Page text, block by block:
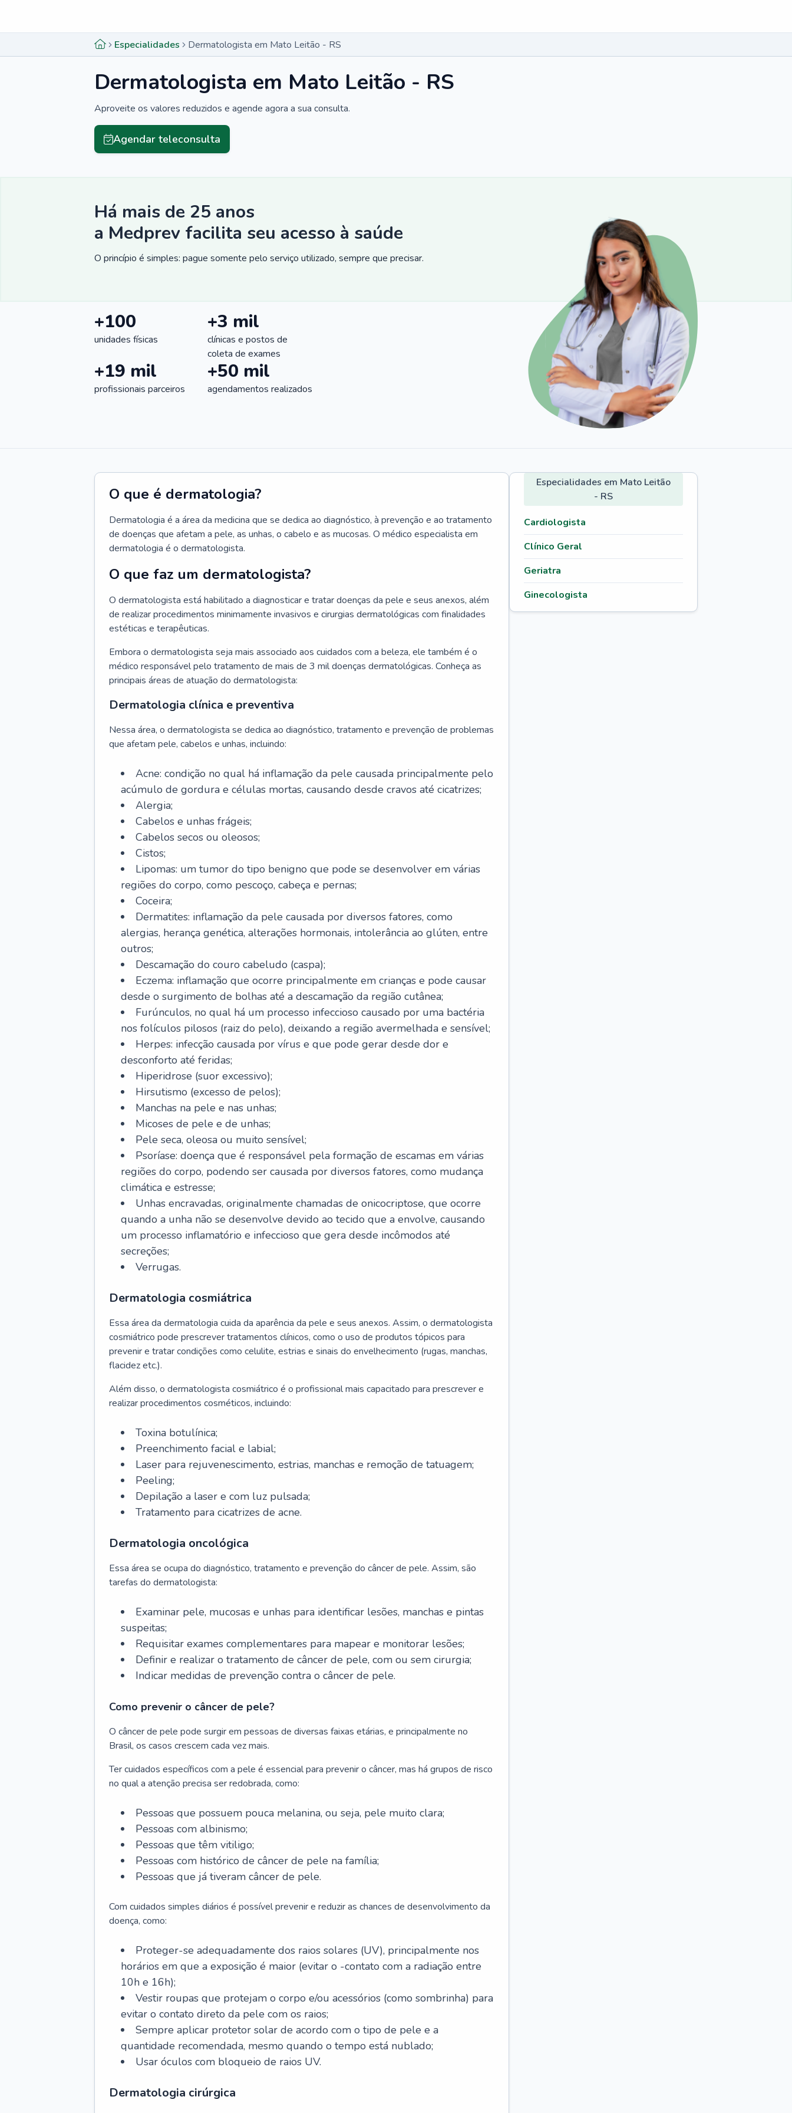
Especialidades Dermatologista em Mato Leitão - RS
Dermatologista em Mato Leitão - RS
Aproveite os valores reduzidos e agende agora a sua consulta.
Agendar teleconsulta
Há mais de 25 anos
a Medprev facilita seu acesso à saúde
O princípio é simples: pague somente pelo serviço utilizado, sempre que precisar.
+100
unidades físicas
+3 mil
clínicas e postos de
coleta de exames
+19 mil
profissionais parceiros
+50 mil
agendamentos realizados
O que é dermatologia?
Dermatologia é a área da medicina que se dedica ao diagnóstico, à prevenção e ao tratamento
de doenças que afetam a pele, as unhas, o cabelo e as mucosas. O médico especialista em
dermatologia é o dermatologista.
O que faz um dermatologista?
O dermatologista está habilitado a diagnosticar e tratar doenças da pele e seus anexos, além
de realizar procedimentos minimamente invasivos e cirurgias dermatológicas com finalidades
estéticas e terapêuticas.
Embora o dermatologista seja mais associado aos cuidados com a beleza, ele também é o
médico responsável pelo tratamento de mais de 3 mil doenças dermatológicas. Conheça as
principais áreas de atuação do dermatologista:
Dermatologia clínica e preventiva
Nessa área, o dermatologista se dedica ao diagnóstico, tratamento e prevenção de problemas
que afetam pele, cabelos e unhas, incluindo:
Acne: condição no qual há inflamação da pele causada principalmente pelo
acúmulo de gordura e células mortas, causando desde cravos até cicatrizes;
Alergia;
Cabelos e unhas frágeis;
Cabelos secos ou oleosos;
Cistos;
Lipomas: um tumor do tipo benigno que pode se desenvolver em várias
regiões do corpo, como pescoço, cabeça e pernas;
Coceira;
Dermatites: inflamação da pele causada por diversos fatores, como
alergias, herança genética, alterações hormonais, intolerância ao glúten, entre
outros;
Descamação do couro cabeludo (caspa);
Eczema: inflamação que ocorre principalmente em crianças e pode causar
desde o surgimento de bolhas até a descamação da região cutânea;
Furúnculos, no qual há um processo infeccioso causado por uma bactéria
nos folículos pilosos (raiz do pelo), deixando a região avermelhada e sensível;
Herpes: infecção causada por vírus e que pode gerar desde dor e
desconforto até feridas;
Hiperidrose (suor excessivo);
Hirsutismo (excesso de pelos);
Manchas na pele e nas unhas;
Micoses de pele e de unhas;
Pele seca, oleosa ou muito sensível;
Psoríase: doença que é responsável pela formação de escamas em várias
regiões do corpo, podendo ser causada por diversos fatores, como mudança
climática e estresse;
Unhas encravadas, originalmente chamadas de onicocriptose, que ocorre
quando a unha não se desenvolve devido ao tecido que a envolve, causando
um processo inflamatório e infeccioso que gera desde incômodos até
secreções;
Verrugas.
Dermatologia cosmiátrica
Essa área da dermatologia cuida da aparência da pele e seus anexos. Assim, o dermatologista
cosmiátrico pode prescrever tratamentos clínicos, como o uso de produtos tópicos para
prevenir e tratar condições como celulite, estrias e sinais do envelhecimento (rugas, manchas,
flacidez etc.).
Além disso, o dermatologista cosmiátrico é o profissional mais capacitado para prescrever e
realizar procedimentos cosméticos, incluindo:
Toxina botulínica;
Preenchimento facial e labial;
Laser para rejuvenescimento, estrias, manchas e remoção de tatuagem;
Peeling;
Depilação a laser e com luz pulsada;
Tratamento para cicatrizes de acne.
Dermatologia oncológica
Essa área se ocupa do diagnóstico, tratamento e prevenção do câncer de pele. Assim, são
tarefas do dermatologista:
Examinar pele, mucosas e unhas para identificar lesões, manchas e pintas
suspeitas;
Requisitar exames complementares para mapear e monitorar lesões;
Definir e realizar o tratamento de câncer de pele, com ou sem cirurgia;
Indicar medidas de prevenção contra o câncer de pele.
Como prevenir o câncer de pele?
O câncer de pele pode surgir em pessoas de diversas faixas etárias, e principalmente no
Brasil, os casos crescem cada vez mais.
Ter cuidados específicos com a pele é essencial para prevenir o câncer, mas há grupos de risco
no qual a atenção precisa ser redobrada, como:
Pessoas que possuem pouca melanina, ou seja, pele muito clara;
Pessoas com albinismo;
Pessoas que têm vitiligo;
Pessoas com histórico de câncer de pele na família;
Pessoas que já tiveram câncer de pele.
Com cuidados simples diários é possível prevenir e reduzir as chances de desenvolvimento da
doença, como:
Proteger-se adequadamente dos raios solares (UV), principalmente nos
horários em que a exposição é maior (evitar o -contato com a radiação entre
10h e 16h);
Vestir roupas que protejam o corpo e/ou acessórios (como sombrinha) para
evitar o contato direto da pele com os raios;
Sempre aplicar protetor solar de acordo com o tipo de pele e a
quantidade recomendada, mesmo quando o tempo está nublado;
Usar óculos com bloqueio de raios UV.
Dermatologia cirúrgica
Especialidades em Mato Leitão
- RS
Cardiologista
Clínico Geral
Geriatra
Ginecologista